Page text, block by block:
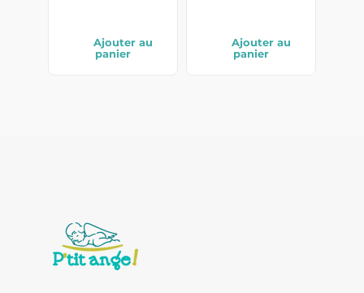
Ajouter au
panier
Ajouter au
panier